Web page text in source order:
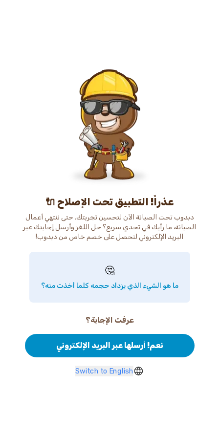
عذراً! التطبيق تحت الإصلاح 🔌
دبدوب تحت الصيانة الآن لتحسين تجربتك. حتى ننتهي أعمال
الصيانة، ما رأيك في تحدي سريع؟ حل اللغز وأرسل إجابتك عبر
البريد الإلكتروني لتحصل على خصم خاص من دبدوب!
🤔
ما هو الشيء الذي يزداد حجمه كلما أخذت منه؟
عرفت الإجابة؟
نعم! أرسلها عبر البريد الإلكتروني
Switch to English